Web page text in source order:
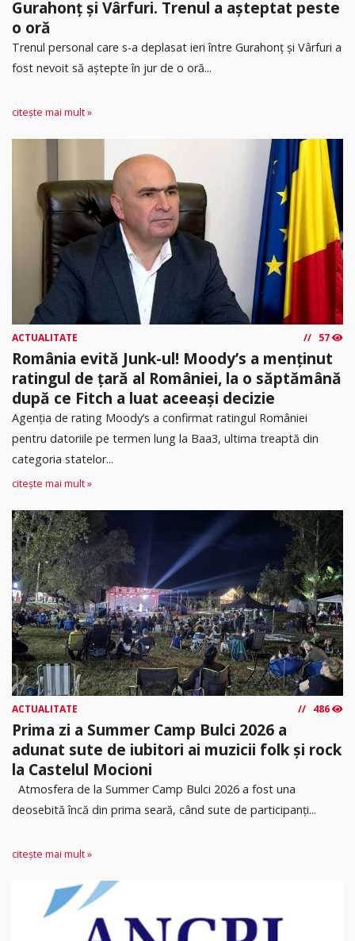
Gurahonț și Vârfuri. Trenul a așteptat peste
o oră
Trenul personal care s-a deplasat ieri între Gurahonț și Vârfuri a
fost nevoit să aștepte în jur de o oră...
citește mai mult »
ACTUALITATE 57
România evită Junk-ul! Moody’s a menținut
ratingul de țară al României, la o săptămână
după ce Fitch a luat aceeași decizie
Agenția de rating Moody’s a confirmat ratingul României
pentru datoriile pe termen lung la Baa3, ultima treaptă din
categoria statelor...
citește mai mult »
ACTUALITATE 486
Prima zi a Summer Camp Bulci 2026 a
adunat sute de iubitori ai muzicii folk și rock
la Castelul Mocioni
Atmosfera de la Summer Camp Bulci 2026 a fost una
deosebită încă din prima seară, când sute de participanți...
citește mai mult »